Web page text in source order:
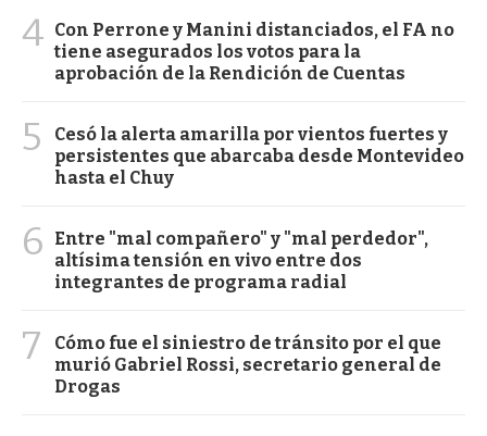
4 Con Perrone y Manini distanciados, el FA no
tiene asegurados los votos para la
aprobación de la Rendición de Cuentas
5
Cesó la alerta amarilla por vientos fuertes y
persistentes que abarcaba desde Montevideo
hasta el Chuy
6
Entre "mal compañero" y "mal perdedor",
altísima tensión en vivo entre dos
integrantes de programa radial
7
Cómo fue el siniestro de tránsito por el que
murió Gabriel Rossi, secretario general de
Drogas